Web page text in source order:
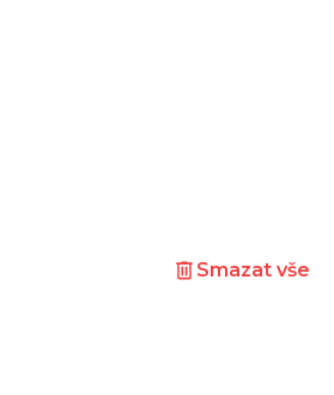
Smazat vše